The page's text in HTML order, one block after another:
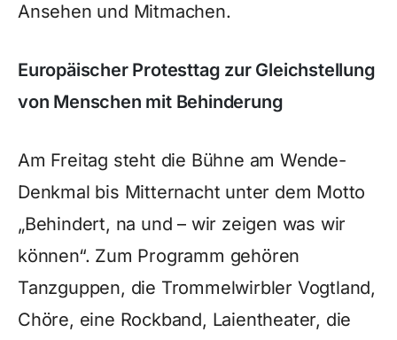
Ansehen und Mitmachen.
Europäischer Protesttag zur Gleichstellung
von Menschen mit Behinderung
Am Freitag steht die Bühne am Wende-
Denkmal bis Mitternacht unter dem Motto
„Behindert, na und – wir zeigen was wir
können“. Zum Programm gehören
Tanzguppen, die Trommelwirbler Vogtland,
Chöre, eine Rockband, Laientheater, die